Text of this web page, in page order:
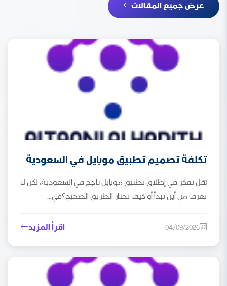
عرض جميع المقالات
تكلفة تصميم تطبيق موبايل في السعودية
هل تفكر في إطلاق تطبيق موبايل ناجح في السعودية، لكن لا
تعرف من أين تبدأ أو كيف تختار الطريق الصحيح؟في...
04/09/2026 اقرأ المزيد